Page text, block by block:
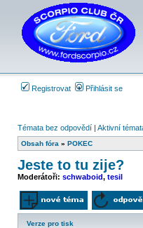
Registrovat Přihlásit se
Témata bez odpovědí | Aktivní
Obsah fóra » POKEC
Jeste to tu zije?
Moderátoři: schwaboid, tesil
Odeslat nové
Verze pro tisk